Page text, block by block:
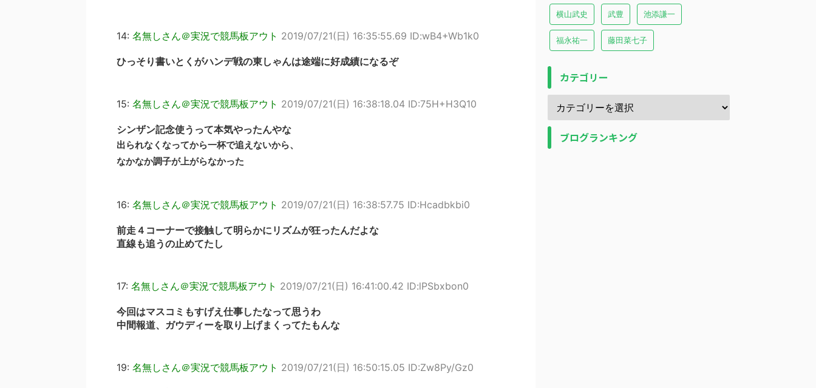
14: 名無しさん＠実況で競馬板アウト 2019/07/21(日) 16:35:55.69 ID:wB4+Wb1k0
ひっそり書いとくがハンデ戦の東しゃんは途端に好成績になるぞ
15: 名無しさん＠実況で競馬板アウト 2019/07/21(日) 16:38:18.04 ID:75H+H3Q10
シンザン記念使うって本気やったんやな
出られなくなってから一杯で追えないから、
なかなか調子が上がらなかった
16: 名無しさん＠実況で競馬板アウト 2019/07/21(日) 16:38:57.75 ID:Hcadbkbi0
前走４コーナーで接触して明らかにリズムが狂ったんだよな
直線も追うの止めてたし
17: 名無しさん＠実況で競馬板アウト 2019/07/21(日) 16:41:00.42 ID:lPSbxbon0
今回はマスコミもすげえ仕事したなって思うわ
中間報道、ガウディーを取り上げまくってたもんな
19: 名無しさん＠実況で競馬板アウト 2019/07/21(日) 16:50:15.05 ID:Zw8Py/Gz0
横山武史 武豊 池添謙一
福永祐一 藤田菜七子
カテゴリー
ブログランキング